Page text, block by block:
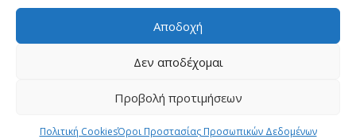
Αποδοχή
Δεν αποδέχομαι
Προβολή προτιμήσεων
Πολιτική CookiesΌροι Προστασίας Προσωπικών Δεδομένων